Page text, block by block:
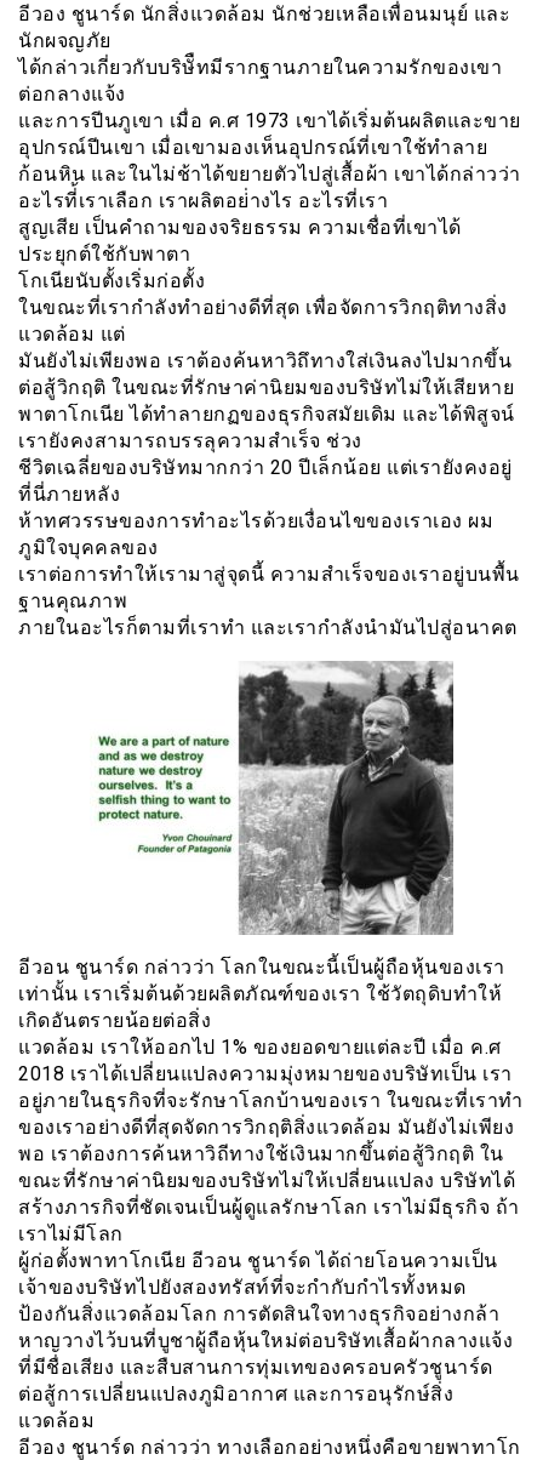
อีวอง ชูนาร์ด นักสิ่งแวดล้อม นักช่วยเหลือเพื่อนมนุย์ และ
นักผจญภัย
ได้กล่าวเกี่ยวกับบริษัืทมีรากฐานภายในความรักของเขา
ต่อกลางแจ้ง
และการปีนภูเขา เมื่อ ค.ศ 1973 เขาได้เริ่มต้นผลิตและขาย
อุปกรณ์ปีนเขา เมื่อเขามองเห็นอุปกรณ์ที่เขาใช้ทำลาย
ก้อนหิน และในไม่ช้าได้ขยายตัวไปสู่เสื้อผ้า เขาได้กล่าวว่า
อะไรที่้เราเลือก เราผลิตอย่่างไร อะไรที่เรา
สูญเสีย เป็นคำถามของจริยธรรม ความเชื่อที่เขาได้
ประยุกต์ใช้กับพาตา
โกเนียนับตั้งเริ่มก่อตั้ง
ในขณะที่เรากำลังทำอย่างดีที่สุด เพื่อจัดการวิกฤติทางสิ่ง
แวดล้อม แต่
มันยังไม่เพียงพอ เราต้องค้นหาวิถึทางใส่เงินลงไปมากขึ้น
ต่อสู้วิกฤติ ในขณะที่รักษาค่านิยมของบริษัทไม่ให้เสียหาย
พาตาโกเนีย ได้ทำลายกฏของธุรกิจสมัยเดิม และได้พิสูจน์
เรายังคงสามารถบรรลุความสำเร็จ ช่วง
ชีวิตเฉลี่ยของบริษัทมากกว่า 20 ปีเล็กน้อย แต่เรายังคงอยู่
ที่นี่ภายหลัง
ห้าทศวรรษของการทำอะไรด้วยเงื่อนไขของเราเอง ผม
ภูมิใจบุคคลของ
เราต่อการทำให้เรามาสู่จุดนี้ ความสำเร็จของเราอยู่บนพื้น
ฐานคุณภาพ
ภายในอะไรก็ตามที่เราทำ และเรากำลังนำมันไปสู่อนาคต
อีวอน ชูนาร์ด กล่าวว่า โลกในขณะนี้เป็นผู้ถือหุ้นของเรา
เท่านั้น เราเริ่มต้นด้วยผลิตภัณฑ์ของเรา ใช้วัตถุดิบทำให้
เกิดอันตรายน้อยต่อสิ่ง
แวดล้อม เราให้ออกไป 1% ของยอดขายแต่ละปี เมื่อ ค.ศ
2018 เราได้เปลี่ยนแปลงความมุ่งหมายของบริษัทเป็น เรา
อยู่ภายในธุรกิจที่จะรักษาโลกบ้านของเรา ในขณะที่เราทำ
ของเราอย่างดีที่สุดจัดการวิกฤติสิ่งแวดล้อม มันยังไม่เพียง
พอ เราต้องการค้นหาวิถีทางใช้เงินมากขึ้นต่อสู้วิกฤติ ใน
ขณะที่รักษาค่านิยมของบริษัทไม่ให้เปลี่ยนแปลง บริษัทได้
สร้างภารกิจที่ชัดเจนเป็นผู้ดูแลรักษาโลก เราไม่มีธุรกิจ ถ้า
เราไม่มีโลก
ผู้ก่อตั้งพาทาโกเนีย อีวอน ชูนาร์ด ได้ถ่ายโอนความเป็น
เจ้าของบริษัทไปยังสองทรัสท์ที่จะกำกับกำไรทั้งหมด
ป้องกันสิ่งแวดล้อมโลก การตัดสินใจทางธุรกิจอย่างกล้า
หาญวางไว้บนที่บูชาผู้ถือหุ้นใหม่ต่อบริษัทเสื้อผ้ากลางแจ้ง
ที่มีชื่อเสียง และสืบสานการทุ่มเทของครอบครัวชูนาร์ด
ต่อสู้การเปลี่ยนแปลงภูมิอากาศ และการอนุรักษ์สิ่ง
แวดล้อม
อีวอง ชูนาร์ด กล่าวว่า ทางเลือกอย่างหนึ่งคือขายพาทาโก